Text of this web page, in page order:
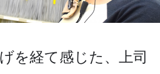
を経て感じた、上司